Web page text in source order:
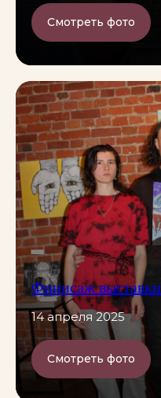
Смотреть фото
Финисаж
14 апреля 2025
Смотреть фото